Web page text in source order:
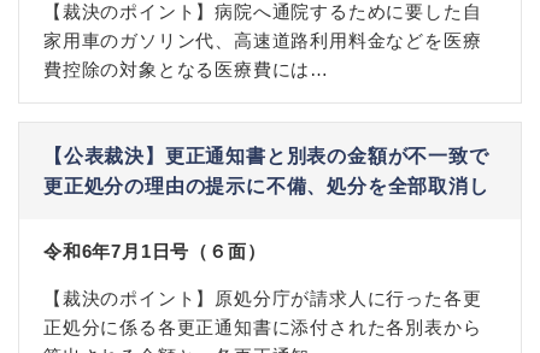
【裁決のポイント】病院へ通院するために要した自
家用車のガソリン代、高速道路利用料金などを医療
費控除の対象となる医療費には…
【公表裁決】更正通知書と別表の金額が不一致で
更正処分の理由の提示に不備、処分を全部取消し
令和6年7月1日号（６面）
【裁決のポイント】原処分庁が請求人に行った各更
正処分に係る各更正通知書に添付された各別表から